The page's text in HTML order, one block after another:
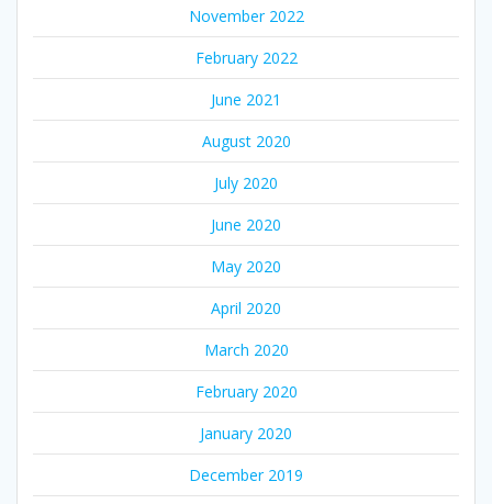
November 2022
February 2022
June 2021
August 2020
July 2020
June 2020
May 2020
April 2020
March 2020
February 2020
January 2020
December 2019